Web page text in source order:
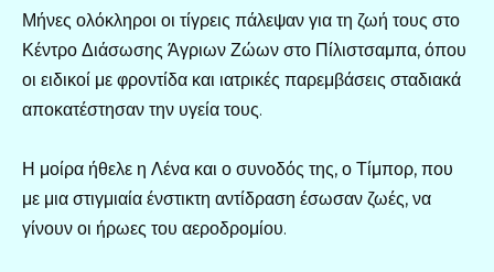
Μήνες ολόκληροι οι τίγρεις πάλεψαν για τη ζωή τους στο
Κέντρο Διάσωσης Άγριων Ζώων στο Πίλιστσαμπα, όπου
οι ειδικοί με φροντίδα και ιατρικές παρεμβάσεις σταδιακά
αποκατέστησαν την υγεία τους.
Η μοίρα ήθελε η Λένα και ο συνοδός της, ο Τίμπορ, που
με μια στιγμιαία ένστικτη αντίδραση έσωσαν ζωές, να
γίνουν οι ήρωες του αεροδρομίου.